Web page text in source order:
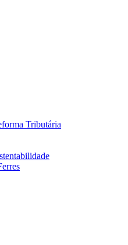
Tributária